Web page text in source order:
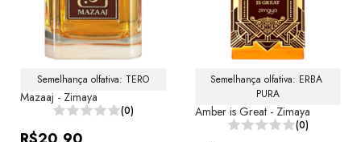
Semelhança olfativa: TERO
Mazaaj - Zimaya
(0)
Semelhança olfativa: ERBA
PURA
Amber is Great - Zimaya
(0)